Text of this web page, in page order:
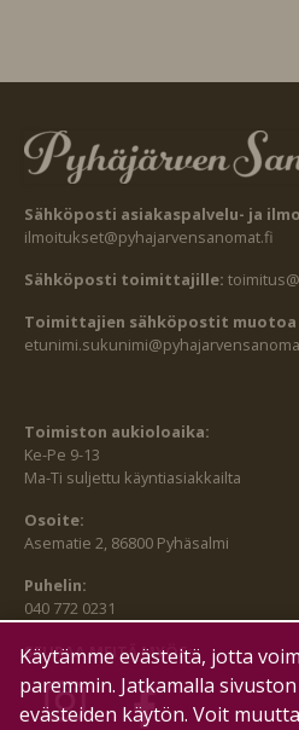
Sähköposti asiakaspalvelu- ja
ilmoitukset@pyhajarvensanomat.fi
Sähköposti toimittajille:
Toimittajien sähköpostit muotoa
Toimiston aukioloaika:
Ke-Pe 9-13
Ma-Ti suljettu käyntiasiakkailta
Osoite:
Asematie 2, 86800 Pyhäsalmi
Puhelin:
040 772 0231
SEURAA MEITÄ MYÖS:
Käytämme evästeitä, jotta
paremmin. Jatkamalla
evästeiden käytön. Voit